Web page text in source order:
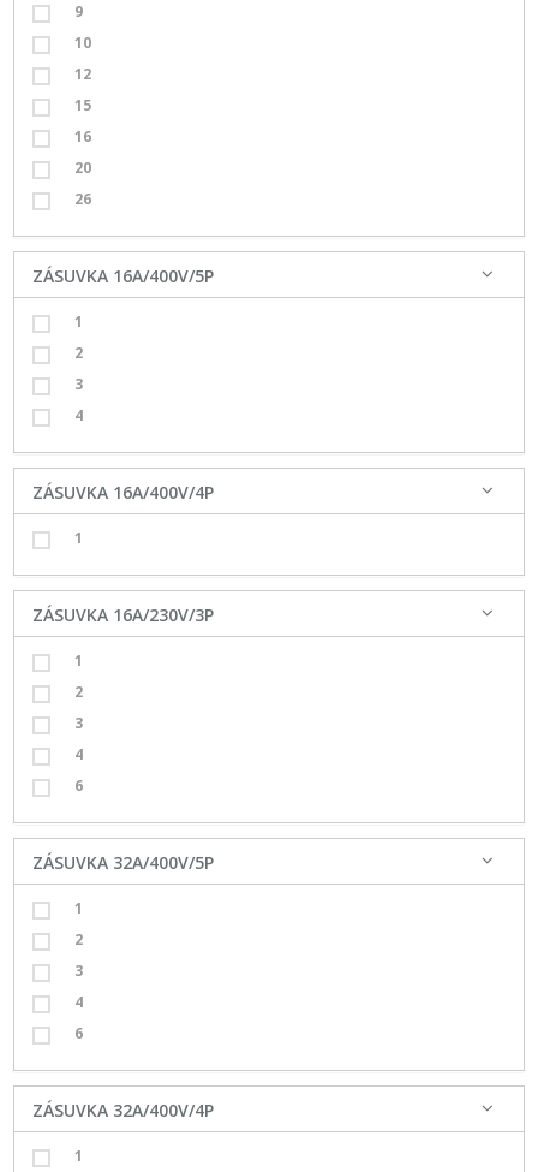
9
10
12
15
16
20
26
ZÁSUVKA 16A/400V/5P
1
2
3
4
ZÁSUVKA 16A/400V/4P
1
ZÁSUVKA 16A/230V/3P
1
2
3
4
6
ZÁSUVKA 32A/400V/5P
1
2
3
4
6
ZÁSUVKA 32A/400V/4P
1